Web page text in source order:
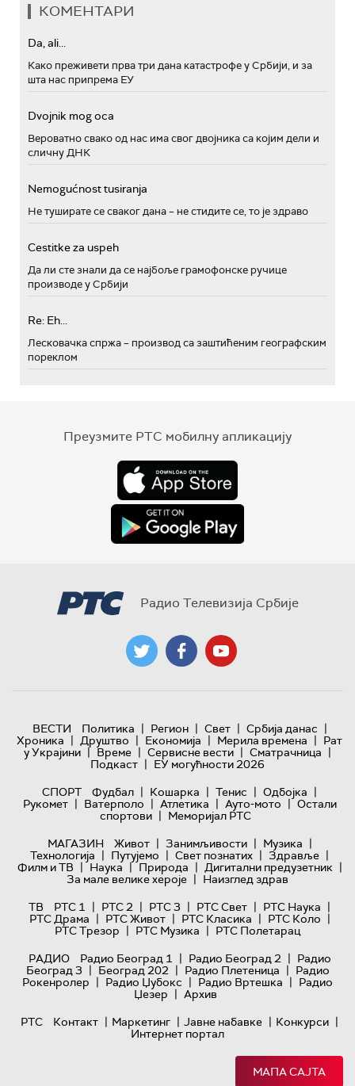
КОМЕНТАРИ
Da, ali...
Како преживети прва три дана катастрофе у Србији, и за
шта нас припрема ЕУ
Dvojnik mog oca
Вероватно свако од нас има свог двојника са којим дели и
сличну ДНК
Nemogućnost tusiranja
Не туширате се сваког дана – не стидите се, то је здраво
Cestitke za uspeh
Да ли сте знали да се најбоље грамофонске ручице
производе у Србији
Re: Eh...
Лесковачка спржа – производ са заштићеним географским
пореклом
Преузмите РТС мобилну апликацију
Радио Телевизија Србије
ВЕСТИ Политика | Регион | Свет | Србија данас |
Хроника | Друштво | Економија | Мерила времена | Рат
у Украјини | Време | Сервисне вести | Сматрачница |
Подкаст | ЕУ могућности 2026
СПОРТ
Фудбал | Кошарка | Тенис | Одбојка |
Рукомет | Ватерполо | Атлетика | Ауто-мото | Остали
спортови | Меморијал РТС
МАГАЗИН
Живот | Занимљивости | Музика |
Технологијa | Путујемо | Свет познатих | Здравље |
Филм и ТВ | Наука | Природа | Дигитални предузетник |
За мале велике хероје | Наизглед здрав
ТВ
РТС 1 | РТС 2 | РТС 3 | РТС Свет | РТС Наука |
РТС Драма | РТС Живот | РТС Класика | РТС Коло |
РТС Трезор | РТС Музика | РТС Полетарац
РАДИО
Радио Београд 1 | Радио Београд 2 | Радио
Београд 3 | Београд 202 | Радио Плетеница | Радио
Рокенролер | Радио Џубокс | Радио Вртешка | Радио
Џезер | Архив
РТС
Контакт | Маркетинг | Јавне набавке | Конкурси |
Интернет портал
МАПА САЈТА